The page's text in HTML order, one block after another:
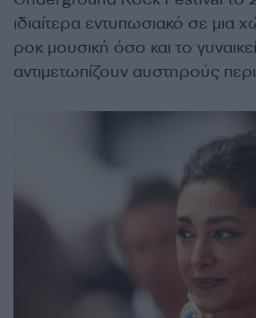
ιδιαίτερα εντυπωσιακό σε
ροκ μουσική όσο και το
αντιμετωπίζουν αυστηρούς